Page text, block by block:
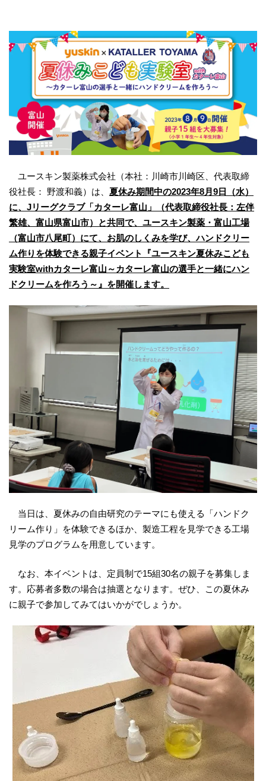
ユースキン製薬株式会社（本社：川崎市川崎区、代表取締
役社長： 野渡和義）は、 夏休み期間中の2023年8月9日（水）
に、Jリーグクラブ「カターレ富山」（代表取締役社長：左伴
繁雄、富山県富山市）と共同で、ユースキン製薬・富山工場
（富山市八尾町）にて、お肌のしくみを学び、ハンドクリー
ム作りを体験できる親子イベント『ユースキン夏休みこども
実験室withカターレ富山～カターレ富山の選手と一緒にハン
ドクリームを作ろう～』を開催します。
当日は、夏休みの自由研究のテーマにも使える「ハンドク
リーム作り」を体験できるほか、製造工程を見学できる工場
見学のプログラムを用意しています。
なお、本イベントは、定員制で15組30名の親子を募集しま
す。応募者多数の場合は抽選となります。ぜひ、この夏休み
に親子で参加してみてはいかがでしょうか。